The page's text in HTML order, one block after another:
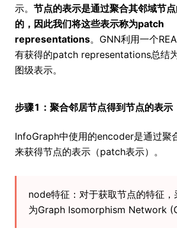
示。 节点的表示是通过聚合其邻域节
的，因此我们将这些表示称为patch
representations。GNN利用一个
有获得的patch representations总结
图级表示。
步骤1：聚合邻居节点得到节点的表示
InfoGraph中使用的encoder是通过聚
来获得节点的表示（patch表示）。
node特征：对于获取节点的特征
为Graph Isomorphism Network